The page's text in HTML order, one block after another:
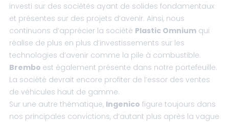
investi sur des sociétés ayant de solides fondamentaux
et présentes sur des projets d’avenir. Ainsi, nous
continuons d’apprécier la société Plastic Omniumqui
réalise de plus en plus d’investissements sur les
technologies d’avenir comme la pile à combustible.
Brembo est également présente dans notre portefeuille.
La société devrait encore profiter de l’essor des ventes
de véhicules haut de gamme.
Sur une autre thématique, Ingenico figure toujours dans
nos principales convictions, d’autant plus après la vague